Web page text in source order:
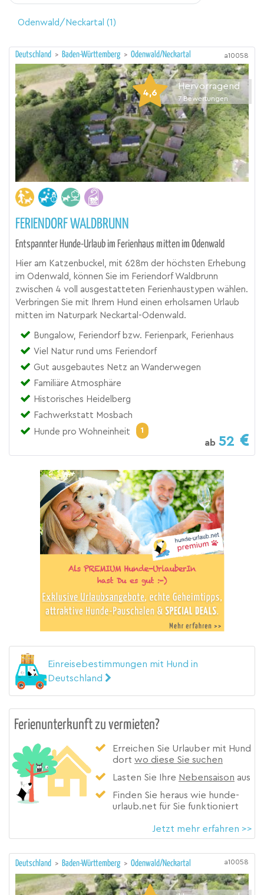
Odenwald/Neckartal (1)
Deutschland > Baden-Württemberg > Odenwald/Neckartal a10058
4,6
Hervorragend
7 Bewertungen
FERIENDORF WALDBRUNN
Entspannter Hunde-Urlaub im Ferienhaus mitten im Odenwald
Hier am Katzenbuckel, mit 628m der höchsten Erhebung
im Odenwald, können Sie im Feriendorf Waldbrunn
zwischen 4 voll ausgestatteten Ferienhaustypen wählen.
Verbringen Sie mit Ihrem Hund einen erholsamen Urlaub
mitten im Naturpark Neckartal-Odenwald.
Bungalow, Feriendorf bzw. Ferienpark, Ferienhaus
Viel Natur rund ums Feriendorf
Gut ausgebautes Netz an Wanderwegen
Familiäre Atmosphäre
Historisches Heidelberg
Fachwerkstatt Mosbach
Hunde pro Wohneinheit
1
ab 52
Einreisebestimmungen mit Hund in
Deutschland
Ferienunterkunft zu vermieten?
Erreichen Sie Urlauber mit Hund
dort wo diese Sie suchen
Lasten Sie Ihre Nebensaison aus
Finden Sie heraus wie hunde-
urlaub.net für Sie funktioniert
Jetzt mehr erfahren >>
Deutschland > Baden-Württemberg > Odenwald/Neckartal a10058